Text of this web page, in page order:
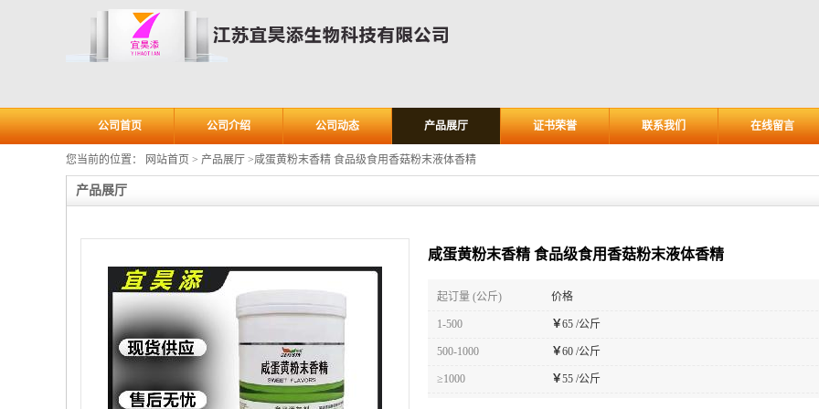
公司首页 公司介绍 公司动态 产品展厅 证书荣誉 联系我们 在线留言
您当前的位置： 网站首页 > 产品展厅 >咸蛋黄粉末香精 食品级食用香菇粉末液体香精
产品展厅
咸蛋黄粉末香精 食品级食用香菇粉末液体香精
起订量 (公斤) 价格
1-500 ￥65 /公斤
500-1000 ￥60 /公斤
≥1000 ￥55 /公斤